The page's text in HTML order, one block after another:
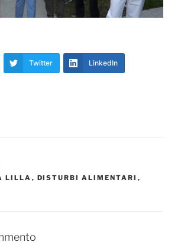
Twitter LinkedIn
LILLA , DISTURBI ALIMENTARI ,